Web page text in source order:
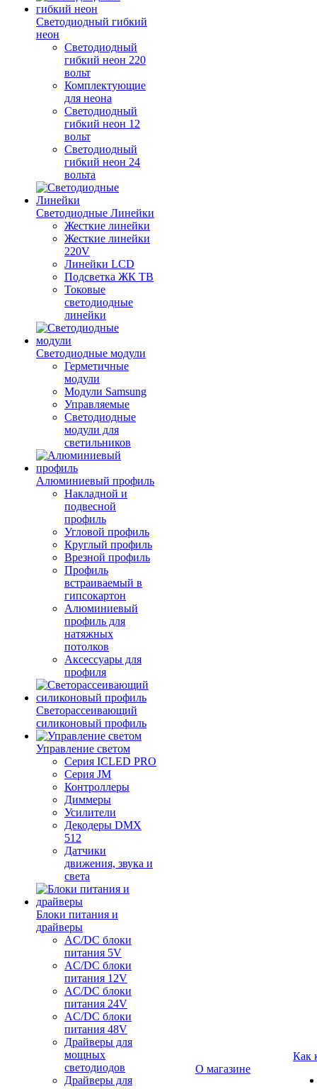
Светодиодный гибкий
неон
Светодиодный
гибкий неон 220
вольт
Комплектующие
для неона
Светодиодный
гибкий неон 12
вольт
Светодиодный
гибкий неон 24
вольта
Светодиодные Линейки
Жесткие линейки
Жесткие линейки
220V
Линейки LCD
Подсветка ЖК ТВ
Токовые
светодиодные
линейки
Светодиодные модули
Герметичные
модули
Модули Samsung
Управляемые
Светодиодные
модули для
светильников
Алюминиевый профиль
Накладной и
подвесной
профиль
Угловой профиль
Круглый профиль
Врезной профиль
Профиль
встраиваемый в
гипсокартон
Алюминиевый
профиль для
натяжных
потолков
Аксессуары для
профиля
Светорассеивающий
силиконовый профиль
Управление светом
Серия ICLED PRO
Серия JM
Контроллеры
Диммеры
Усилители
Декодеры DMX
512
Датчики
движения, звука и
света
Блоки питания и
драйверы
AC/DC блоки
питания 5V
AC/DC блоки
питания 12V
AC/DC блоки
питания 24V
AC/DC блоки
питания 48V
Драйверы для
мощных
светодиодов
Драйверы для
О магазине
Как